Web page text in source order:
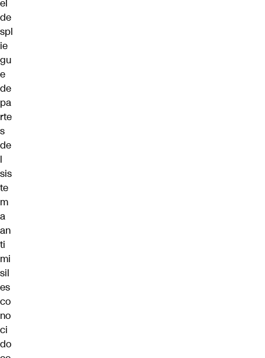
el
de
spl
ie
gu
e
de
pa
rte
s
de
l
sis
te
m
a
an
ti
mi
sil
es
co
no
ci
do